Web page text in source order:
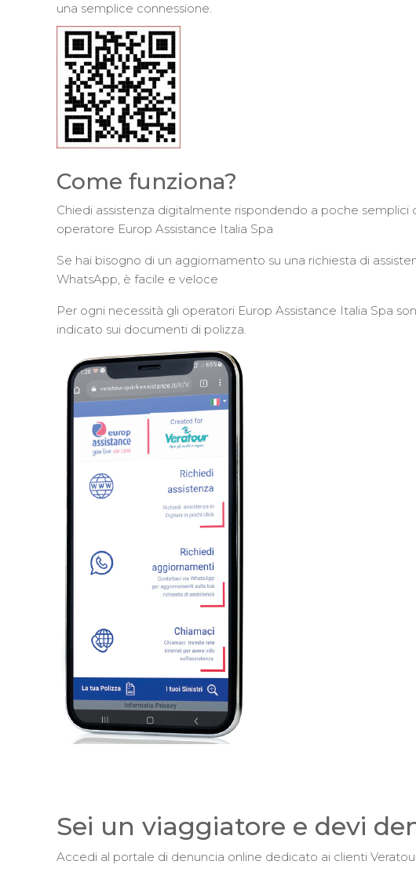
una semplice connessione.
Come funziona?
Chiedi assistenza digitalmente rispondendo a poche
operatore Europ Assistance Italia Spa
Se hai bisogno di un aggiornamento su una richiesta di
WhatsApp, è facile e veloce
Per ogni necessità gli operatori Europ Assistance Italia Spa
indicato sui documenti di polizza.
Sei un viaggiatore e devi
Accedi al portale di denuncia online dedicato ai clienti